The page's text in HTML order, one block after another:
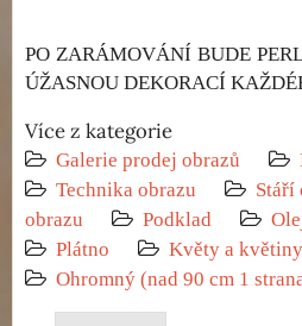
PO ZARÁMOVÁNÍ BUDE
ÚŽASNOU DEKORACÍ
Více z kategorie
Galerie prodej obrazů
Technika obrazu
Stáří
obrazu
Podklad
Plátno
Květy a květiny
Ohromný (nad 90 cm 1